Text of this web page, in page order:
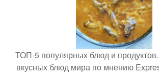
ТОП-5 популярных блюд и
вкусных блюд мира по мнению